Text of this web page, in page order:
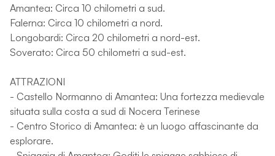
Amantea: Circa 10 chilometri a sud.
Falerna: Circa 10 chilometri a nord.
Longobardi: Circa 20 chilometri a nord-est.
Soverato: Circa 50 chilometri a sud-est.
ATTRAZIONI
- Castello Normanno di Amantea: Una fortezza medievale
situata sulla costa a sud di Nocera Terinese
- Centro Storico di Amantea: è un luogo affascinante da
esplorare.